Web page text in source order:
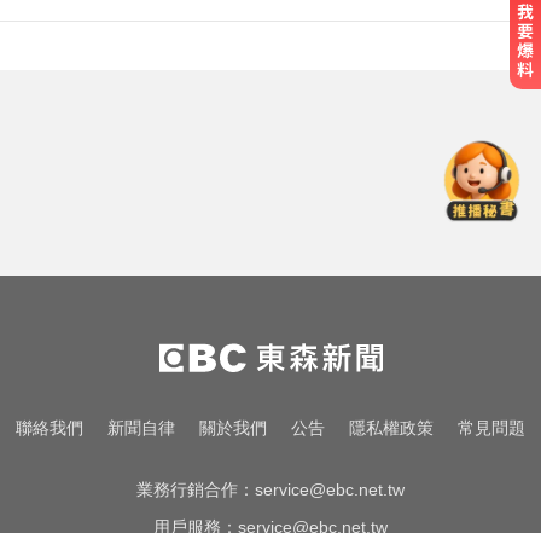
道」 路段塞爆了！
無懼白海豚風雨！企聯父親節回歸
張庭瑜、張正韋用勝利感謝老爸
你也有膝蓋喀喀響？醫揭1習慣 恐
聯絡我們 新聞自律 關於我們 公告 隱私權政策 常見問題
業務行銷合作： service@ebc.net.tw
用戶服務： service@ebc.net.tw